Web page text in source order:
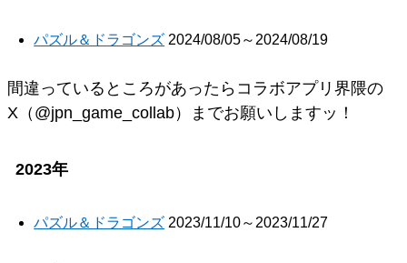
パズル＆ドラゴンズ 2024/08/05～2024/08/19
間違っているところがあったらコラボアプリ界隈の
X（@jpn_game_collab）までお願いしますッ！
2023年
パズル＆ドラゴンズ 2023/11/10～2023/11/27